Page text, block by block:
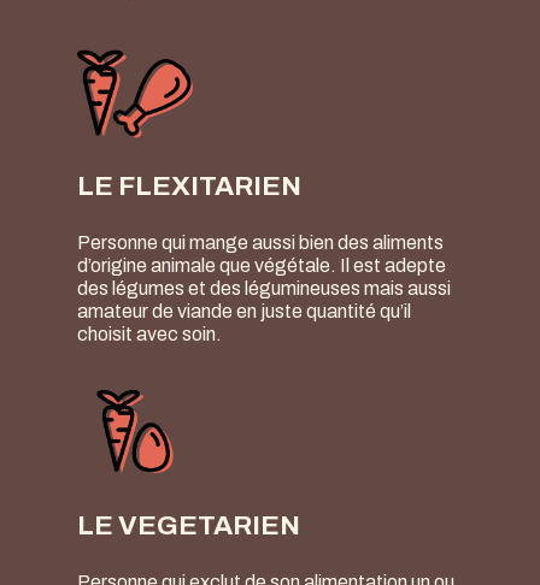
LE FLEXITARIEN
Personne qui mange aussi bien des aliments
d’origine animale que végétale. Il est adepte
des légumes et des légumineuses mais aussi
amateur de viande en juste quantité qu’il
choisit avec soin.
LE VEGETARIEN